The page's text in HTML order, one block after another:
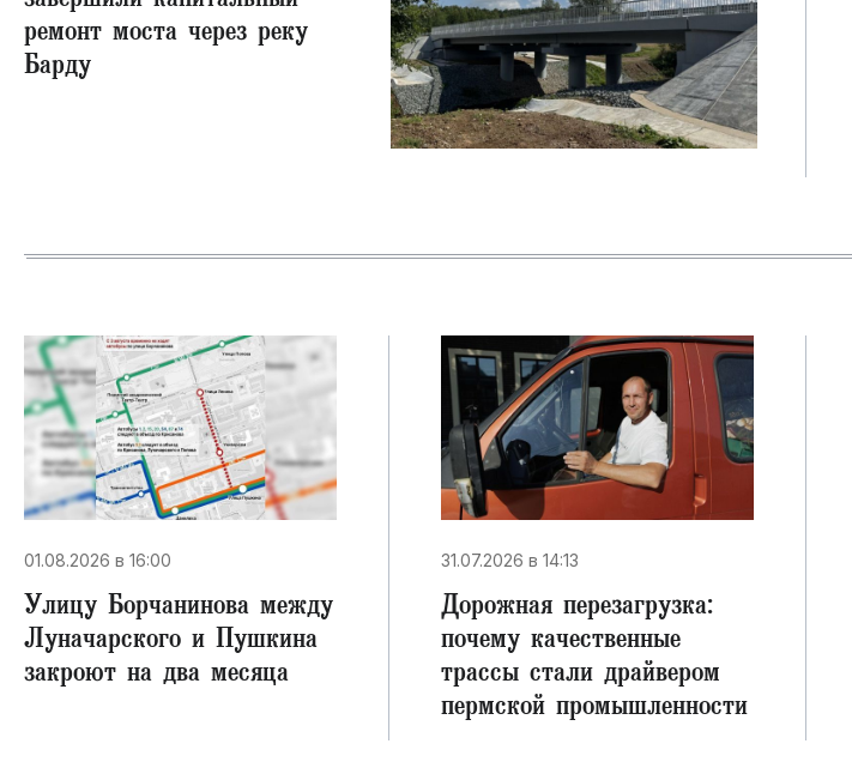
ремонт моста через реку
Барду
01.08.2026 в 16:00
Улицу Борчанинова между
Луначарского и Пушкина
закроют на два месяца
31.07.2026 в 14:13
Дорожная перезагрузка:
почему качественные
трассы стали драйвером
пермской промышленности